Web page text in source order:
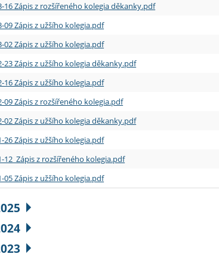
16 Zápis z rozšířeného kolegia děkanky.pdf
09 Zápis z užšího kolegia.pdf
02 Zápis z užšího kolegia.pdf
23 Zápis z užšího kolegia děkanky.pdf
16 Zápis z užšího kolegia.pdf
09 Zápis z rozšířeného kolegia.pdf
02 Zápis z užšího kolegia děkanky.pdf
26 Zápis z užšího kolegia.pdf
12 Zápis z rozšířeného kolegia.pdf
05 Zápis z užšího kolegia.pdf